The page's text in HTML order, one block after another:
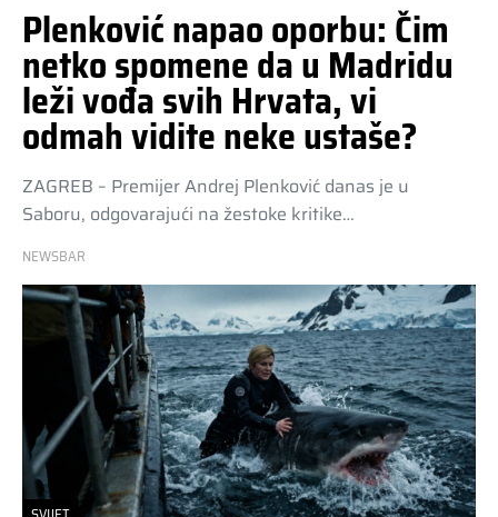
Plenković napao oporbu: Čim
netko spomene da u Madridu
leži vođa svih Hrvata, vi
odmah vidite neke ustaše?
ZAGREB – Premijer Andrej Plenković danas je u
Saboru, odgovarajući na žestoke kritike…
NEWSBAR